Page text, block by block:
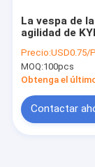
Solicitar
Piezas de
La vespa de la
agilidad de
del CABLE
Precio:USD0.75/
MOQ:100pcs
Obtenga el
Contactar